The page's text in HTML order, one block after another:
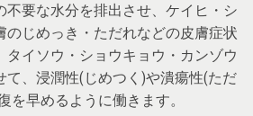
不要な水分を排出させ、ケイヒ・シ
のじめっき・ただれなどの皮膚症状
タイソウ・ショウキョウ・カンゾウ
て、浸潤性(じめつく)や潰瘍性(ただ
を早めるように働きます。